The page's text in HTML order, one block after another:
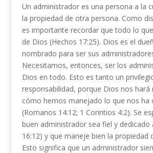
Un administrador es una persona a la
la propiedad de otra persona. Como
es importante recordar que todo lo
de Dios (Hechos 17:25). Dios es el
nombrado para ser sus
Necesitamos, entonces, ser los
Dios en todo. Esto es tanto un
responsabilidad, porque Dios nos hará
cómo hemos manejado lo que nos ha
(Romanos 14:12; 1 Corintios 4:2). Se
buen administrador sea fiel y dedicado
16:12) y que maneje bien la propiedad
Esto significa que un administrador